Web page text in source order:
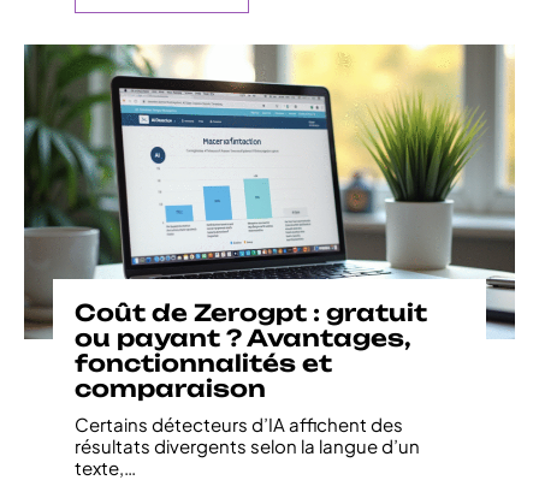
Coût de Zerogpt : gratuit
ou payant ? Avantages,
fonctionnalités et
comparaison
Certains détecteurs d’IA affichent des
résultats divergents selon la langue d’un
texte,…